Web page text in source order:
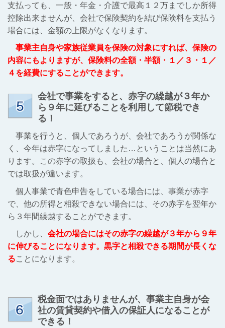
支払っても、一般・年金・介護で最高１２万までしか所得
控除出来ませんが、会社で保険契約を結び保険料を支払う
場合には、金額の上限がなくなります。
事業主自身や家族従業員を保険の対象にすれば、保険の
内容にもよりますが、保険料の全額・半額・１／３・１／
４を経費にすることができます。
会社で事業をすると、赤字の繰越が３年か
ら９年に延びることを利用して節税でき
る！
事業を行うと、個人であろうが、会社であろうが関係な
く、今年は赤字になってしました…ということは当然にあ
ります。この赤字の取扱も、会社の場合と、個人の場合と
では取扱が違います。
個人事業で青色申告をしている場合には、事業が赤字
で、他の所得と相殺できない場合には、その赤字を翌年か
ら３年間繰越することができます。
しかし、 会社の場合にはその赤字の繰越が３年から９年
に伸びることになります。黒字と相殺できる期間が長くな
ることになります。
税金面ではありませんが、事業主自身が会
社の賃貸契約や借入の保証人になることが
できる！